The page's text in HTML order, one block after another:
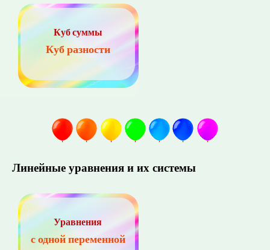
Куб суммы
Куб разности
Линейные уравнения и их системы
Уравнения
с одной переменной